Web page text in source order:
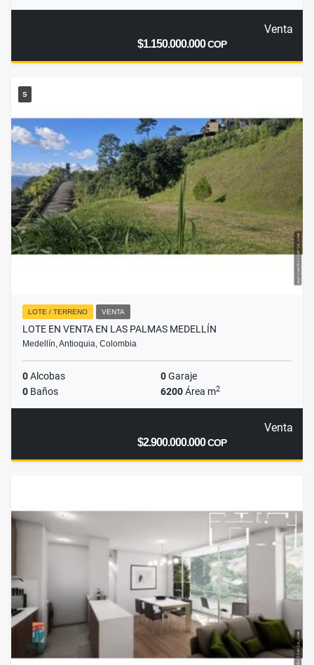
Venta
$1.150.000.000COP
S
LOTE / TERRENO VENTA
LOTE EN VENTA EN LAS PALMAS MEDELLÍN
Medellín, Antioquia, Colombia
0Alcobas 0Garaje
0 Baños 6200Área m2
Venta
$2.900.000.000COP